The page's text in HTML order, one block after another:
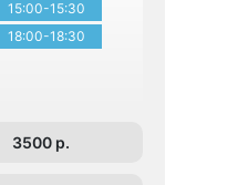
15:00-15:30
18:00-18:30
3500 p.